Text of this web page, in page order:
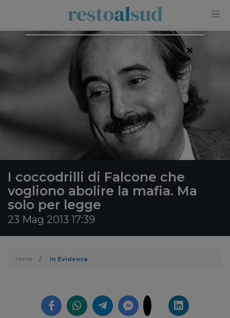
I coccodrilli di Falcone che
vogliono abolire la mafia. Ma
solo per legge
23 Mag 2013 17:39
Home / In Evidenza
×